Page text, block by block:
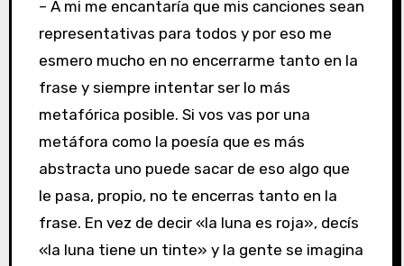
– A mi me encantaría que mis canciones sean
representativas para todos y por eso me
esmero mucho en no encerrarme tanto en la
frase y siempre intentar ser lo más
metafórica posible. Si vos vas por una
metáfora como la poesía que es más
abstracta uno puede sacar de eso algo que
le pasa, propio, no te encerras tanto en la
frase. En vez de decir «la luna es roja», decís
«la luna tiene un tinte» y la gente se imagina